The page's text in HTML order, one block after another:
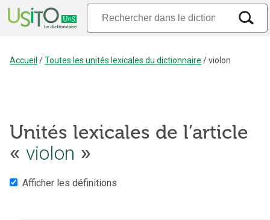
Accueil /Toutes les unités lexicales du dictionnaire /violon
Unités lexicales de l’article
« violon »
Afficher les définitions